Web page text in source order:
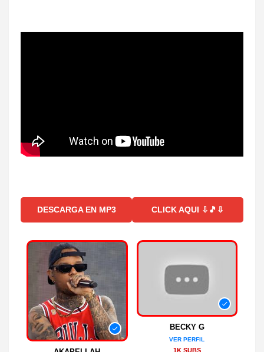
DESCARGA EN MP3 CLICK AQUI ⇩🎵⇩
BECKY G
VER PERFIL
1K SUBS